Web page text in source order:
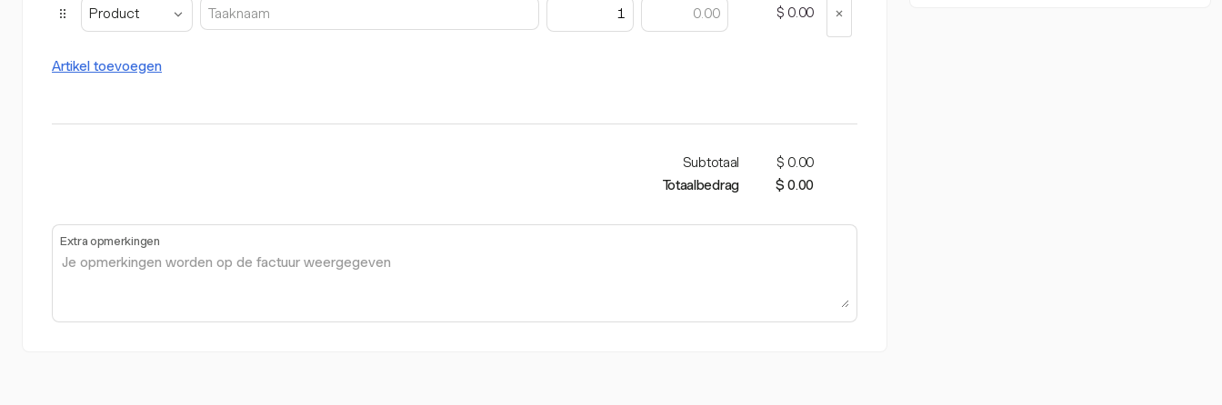
Product $ 0.00
Artikel toevoegen
Subtotaal
$ 0.00
Totaalbedrag
$ 0.00
Extra opmerkingen